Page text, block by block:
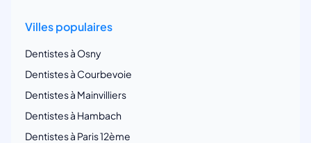
Villes populaires
Dentistes à Osny
Dentistes à Courbevoie
Dentistes à Mainvilliers
Dentistes à Hambach
Dentistes à Paris 12ème